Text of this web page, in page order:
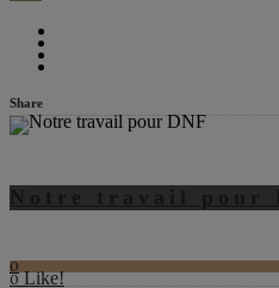
Share
0
0 Like!